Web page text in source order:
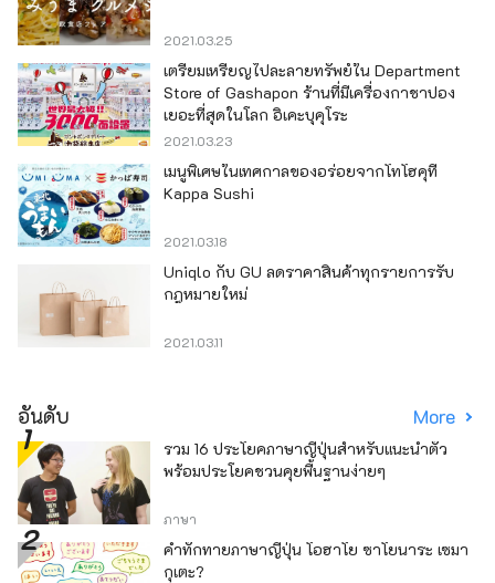
2021.03.25
เตรียมเหรียญไปละลายทรัพย์ใน Department
Store of Gashapon ร้านที่มีเครื่องกาชาปอง
เยอะที่สุดในโลก อิเคะบุคุโระ
2021.03.23
เมนูพิเศษในเทศกาลของอร่อยจากโทโฮคุที่
Kappa Sushi
2021.03.18
Uniqlo กับ GU ลดราคาสินค้าทุกรายการรับ
กฎหมายใหม่
2021.03.11
อันดับ More
รวม 16 ประโยคภาษาญี่ปุ่นสำหรับแนะนำตัว
พร้อมประโยคชวนคุยพื้นฐานง่ายๆ
ภาษา
คำทักทายภาษาญี่ปุ่น โอฮาโย ซาโยนาระ เซมา
กุเตะ?